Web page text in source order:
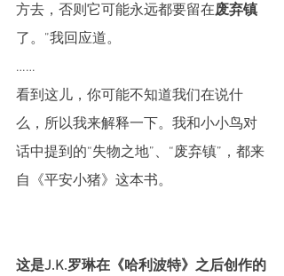
方去，否则它可能永远都要留在废弃镇
了。”我回应道。
……
看到这儿，你可能不知道我们在说什
么，所以我来解释一下。我和小小鸟对
话中提到的“失物之地”、“废弃镇”，都来
自《平安小猪》这本书。
这是J.K.罗琳在《哈利波特》之后创作的